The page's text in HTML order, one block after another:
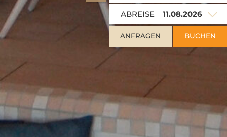
ABREISE
ANFRAGEN BUCHEN